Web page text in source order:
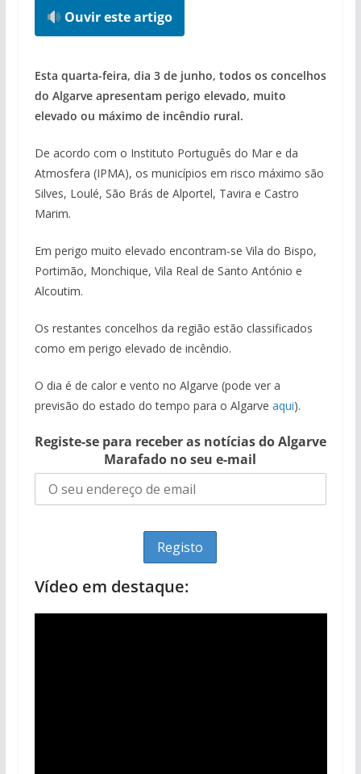
Ouvir este artigo
Esta quarta-feira, dia 3 de junho, todos os concelhos
do Algarve apresentam perigo elevado, muito
elevado ou máximo de incêndio rural.
De acordo com o Instituto Português do Mar e da
Atmosfera (IPMA), os municípios em risco máximo são
Silves, Loulé, São Brás de Alportel, Tavira e Castro
Marim.
Em perigo muito elevado encontram-se Vila do Bispo,
Portimão, Monchique, Vila Real de Santo António e
Alcoutim.
Os restantes concelhos da região estão classificados
como em perigo elevado de incêndio.
O dia é de calor e vento no Algarve (pode ver a
previsão do estado do tempo para o Algarve aqui).
Registe-se para receber as notícias do Algarve
Marafado no seu e-mail
Vídeo em destaque: